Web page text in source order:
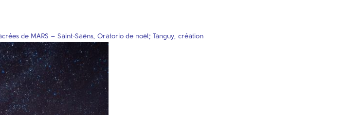
de MARS – Saint-Saëns, Oratorio de noël; Tanguy, création